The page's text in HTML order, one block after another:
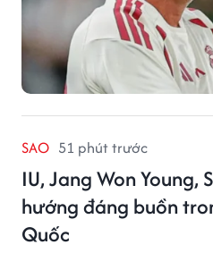
SAO 51 phút trước
IU, Jang Won Young,
hướng đáng buồn
Quốc